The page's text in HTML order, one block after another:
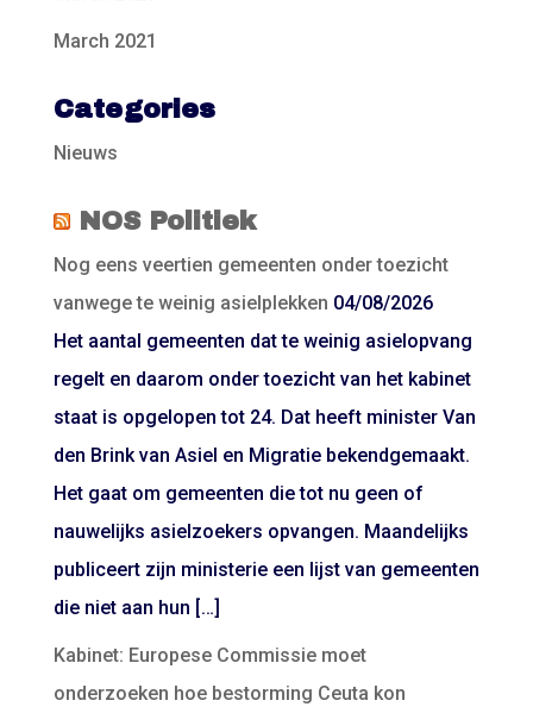
March 2021
Categories
Nieuws
NOS Politiek
Nog eens veertien gemeenten onder toezicht
vanwege te weinig asielplekken 04/08/2026
Het aantal gemeenten dat te weinig asielopvang
regelt en daarom onder toezicht van het kabinet
staat is opgelopen tot 24. Dat heeft minister Van
den Brink van Asiel en Migratie bekendgemaakt.
Het gaat om gemeenten die tot nu geen of
nauwelijks asielzoekers opvangen. Maandelijks
publiceert zijn ministerie een lijst van gemeenten
die niet aan hun […]
Kabinet: Europese Commissie moet
onderzoeken hoe bestorming Ceuta kon